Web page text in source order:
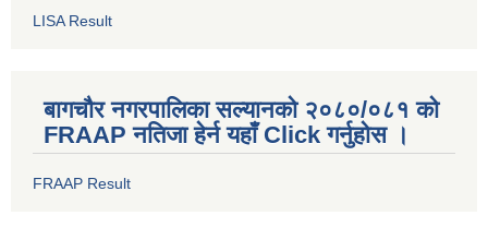
LISA Result
बागचौर नगरपालिका सल्यानको २०८०/०८१ को
FRAAP नतिजा हेर्न यहाँ Click गर्नुहोस ।
FRAAP Result